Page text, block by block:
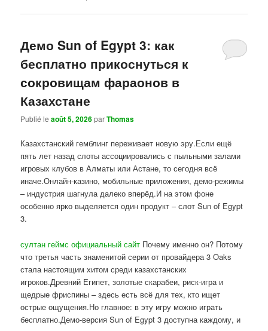
Демо Sun of Egypt 3: как
бесплатно прикоснуться к
сокровищам фараонов в
Казахстане
Publié leaoût 5, 2026parThomas
Казахстанский гемблинг переживает новую эру.Если ещё
пять лет назад слоты ассоциировались с пыльными залами
игровых клубов в Алматы или Астане, то сегодня всё
иначе.Онлайн-казино, мобильные приложения, демо-режимы
– индустрия шагнула далеко вперёд.И на этом фоне
особенно ярко выделяется один продукт – слот Sun of Egypt
3.
султан геймс официальный сайт Почему именно он? Потому
что третья часть знаменитой серии от провайдера 3 Oaks
стала настоящим хитом среди казахстанских
игроков.Древний Египет, золотые скарабеи, риск-игра и
щедрые фриспины – здесь есть всё для тех, кто ищет
острые ощущения.Но главное: в эту игру можно играть
бесплатно.Демо-версия Sun of Egypt 3 доступна каждому, и